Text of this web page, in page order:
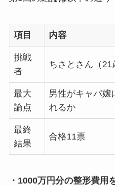
項目 内容
挑戦
者
ちさとさん（21
最大
論点
男性がキャバ嬢
れるか
最終
結果
合格11票
・1000万円分の整形費用